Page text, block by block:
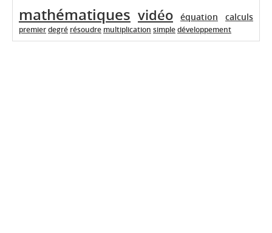
mathématiques vidéo équation calculs
premierdegré résoudre multiplication simpledéveloppement